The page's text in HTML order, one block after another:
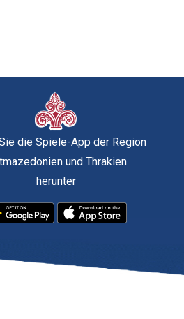
die Spiele-App der Region
und Thrakien
herunter